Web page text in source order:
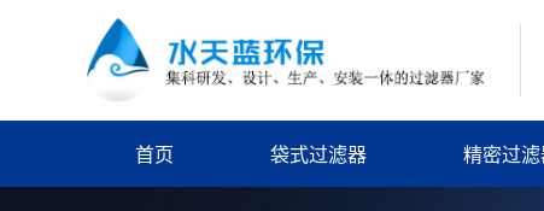
首页 袋式过滤器 精密过